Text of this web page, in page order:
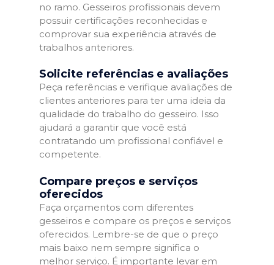
no ramo. Gesseiros profissionais devem
possuir certificações reconhecidas e
comprovar sua experiência através de
trabalhos anteriores.
Solicite referências e avaliações
Peça referências e verifique avaliações de
clientes anteriores para ter uma ideia da
qualidade do trabalho do gesseiro. Isso
ajudará a garantir que você está
contratando um profissional confiável e
competente.
Compare preços e serviços
oferecidos
Faça orçamentos com diferentes
gesseiros e compare os preços e serviços
oferecidos. Lembre-se de que o preço
mais baixo nem sempre significa o
melhor serviço. É importante levar em